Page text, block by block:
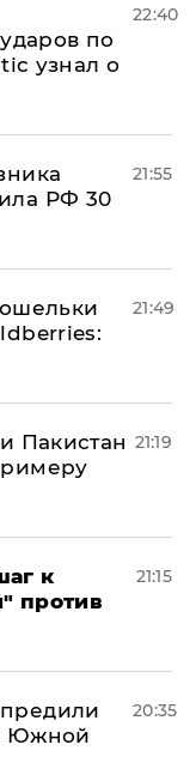
по
узнал о
22:40
РФ 30
21:55
21:49
Пакистан 21:19
к
против
21:15
Южной
20:35